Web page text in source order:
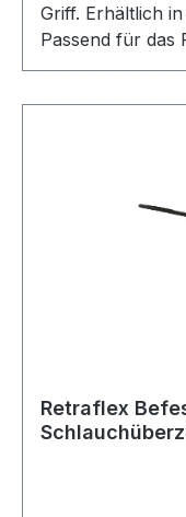
Griff. Erhältlich
Passend für das
Retraflex